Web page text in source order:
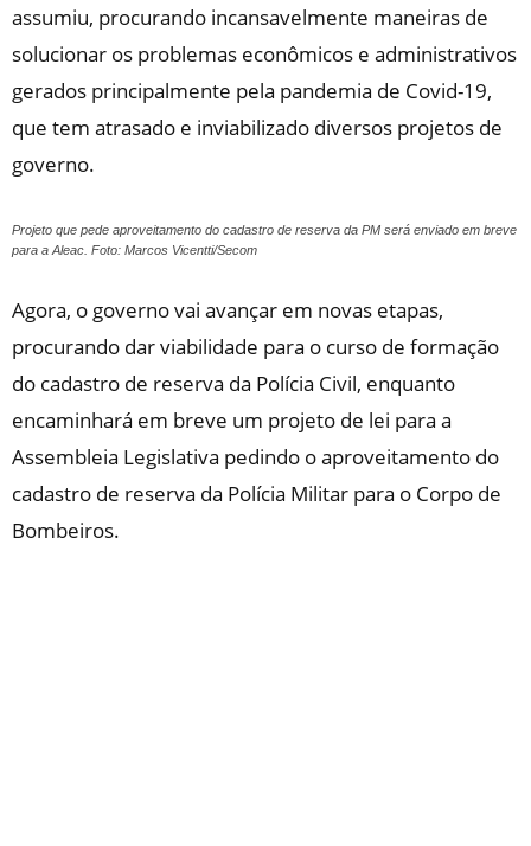
assumiu, procurando incansavelmente maneiras de
solucionar os problemas econômicos e administrativos
gerados principalmente pela pandemia de Covid-19,
que tem atrasado e inviabilizado diversos projetos de
governo.
Projeto que pede aproveitamento do cadastro de reserva da PM será enviado em breve
para a Aleac. Foto: Marcos Vicentti/Secom
Agora, o governo vai avançar em novas etapas,
procurando dar viabilidade para o curso de formação
do cadastro de reserva da Polícia Civil, enquanto
encaminhará em breve um projeto de lei para a
Assembleia Legislativa pedindo o aproveitamento do
cadastro de reserva da Polícia Militar para o Corpo de
Bombeiros.